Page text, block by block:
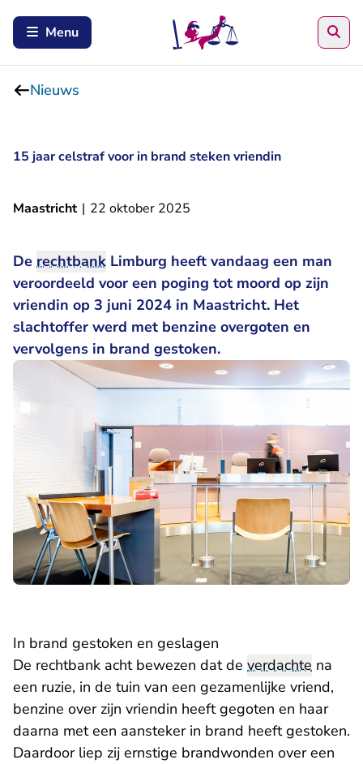
Menu
Nieuws
15 jaar celstraf voor in brand steken vriendin
Maastricht | 22 oktober 2025
De rechtbank Limburg heeft vandaag een man
veroordeeld voor een poging tot moord op zijn
vriendin op 3 juni 2024 in Maastricht. Het
slachtoffer werd met benzine overgoten en
vervolgens in brand gestoken.
In brand gestoken en geslagen
De rechtbank acht bewezen dat de verdachte na
een ruzie, in de tuin van een gezamenlijke vriend,
benzine over zijn vriendin heeft gegoten en haar
daarna met een aansteker in brand heeft gestoken.
Daardoor liep zij ernstige brandwonden over een